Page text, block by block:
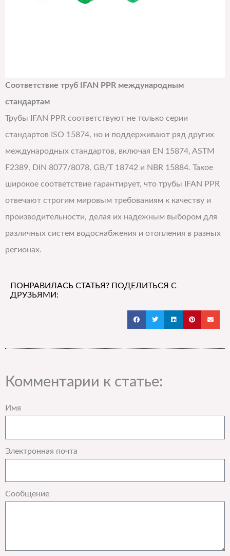
Соответствие труб IFAN PPR международным
стандартам
Трубы IFAN PPR соответствуют не только серии
стандартов ISO 15874, но и поддерживают ряд других
международных стандартов, включая EN 15874, ASTM
F2389, DIN 8077/8078, GB/T 18742 и NBR 15884. Такое
широкое соответствие гарантирует, что трубы IFAN PPR
отвечают строгим мировым требованиям к качеству и
производительности, делая их надежным выбором для
различных систем водоснабжения и отопления в разных
регионах.
ПОНРАВИЛАСЬ СТАТЬЯ? ПОДЕЛИТЬСЯ С
ДРУЗЬЯМИ:
Комментарии к статье:
Имя
Электронная почта
Сообщение